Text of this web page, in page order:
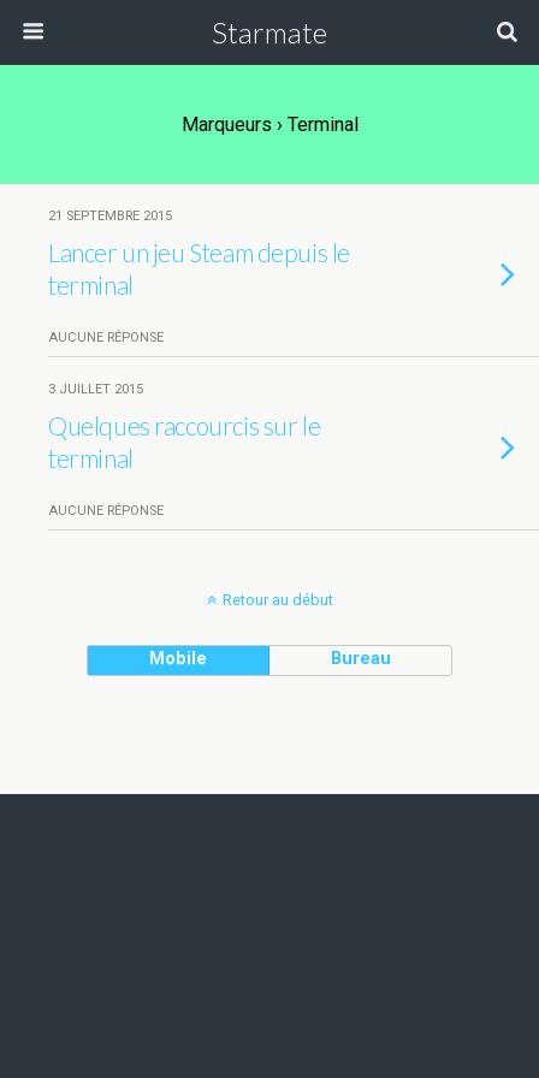
Starmate
Marqueurs › Terminal
21 SEPTEMBRE 2015
Lancer un jeu Steam depuis le
terminal
AUCUNE RÉPONSE
3 JUILLET 2015
Quelques raccourcis sur le
terminal
AUCUNE RÉPONSE
Retour au début
Mobile Bureau